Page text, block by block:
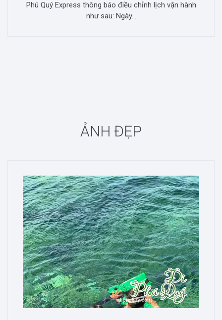
Phú Quý Express thông báo điều chỉnh lịch vận hành
như sau: Ngày...
ẢNH ĐẸP